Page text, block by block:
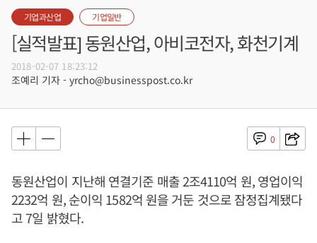
기업과산업 기업일반
[실적발표] 동원산업, 아비코전자, 화천기계
2018-02-07 18:23:12
조예리 기자 - yrcho@businesspost.co.kr
0
동원산업이 지난해 연결기준 매출 2조4110억 원, 영업이익
2232억 원, 순이익 1582억 원을 거둔 것으로 잠정집계됐다
고 7일 밝혔다.